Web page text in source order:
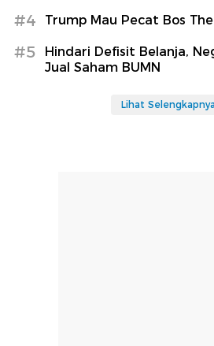
#4 Trump Mau Pecat Bos
#5
Hindari Defisit Belanja,
Jual Saham BUMN
Lihat Selengkapnya